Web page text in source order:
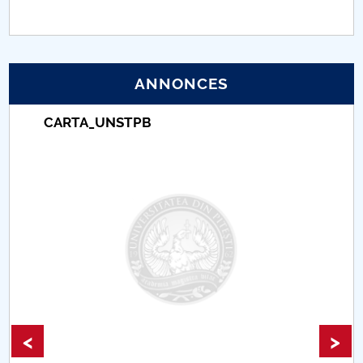
PNRR
Comisie de etica unversitară
Accesibilitate pentru studenții cu dizabilități
ANNONCES
CARTA_UNSTPB
< >